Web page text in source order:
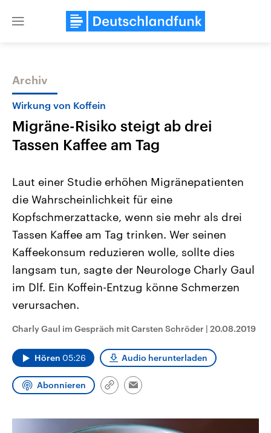
Close
Themen
Landtagswahl Sachsen-Anhalt
2026
Alle Informationen
Sachsen-Anhalt wählt am 6.
September 2026 einen neuen
Landtag. Seit 2021 wird das
Bundesland von einer Koalition aus
CDU, SPD und FDP regiert.-
Umfragen, Prognosen,
Wahlprogramme, aktuelle Berichte
und Hintergründe zu den Parteien
Wahl.
USA
Aktuelle Beiträge,
Hintergründe
Wirtschaftlich und
gehören die Vereinigten
den mächtigsten Ländern
mit großem Einfluss auf
aktuelle Weltgeschehen.
Sendungen
Archiv
Wirkung von Koffein
Migräne-Risiko steigt ab drei
Tassen Kaffee am Tag
Laut einer Studie erhöhen Migränepatienten
die Wahrscheinlichkeit für eine
Kopfschmerzattacke, wenn sie mehr als drei
Tassen Kaffee am Tag trinken. Wer seinen
Kaffeekonsum reduzieren wolle, sollte dies
langsam tun, sagte der Neurologe Charly Gaul
im Dlf. Ein Koffein-Entzug könne Schmerzen
verursachen.
Charly Gaul im Gespräch mit Carsten Schröder | 20.08.2019
Hören 05:26 Audio herunterladen
Abonnieren
Link
Email